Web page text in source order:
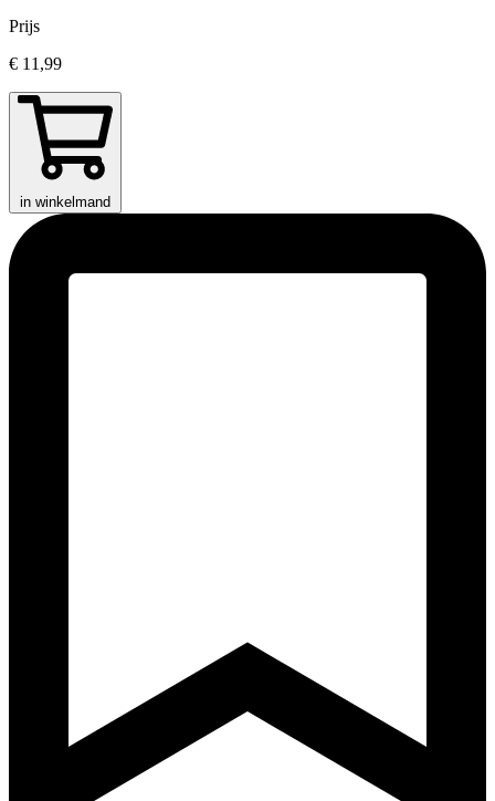
Prijs
€ 11,99
in winkelmand